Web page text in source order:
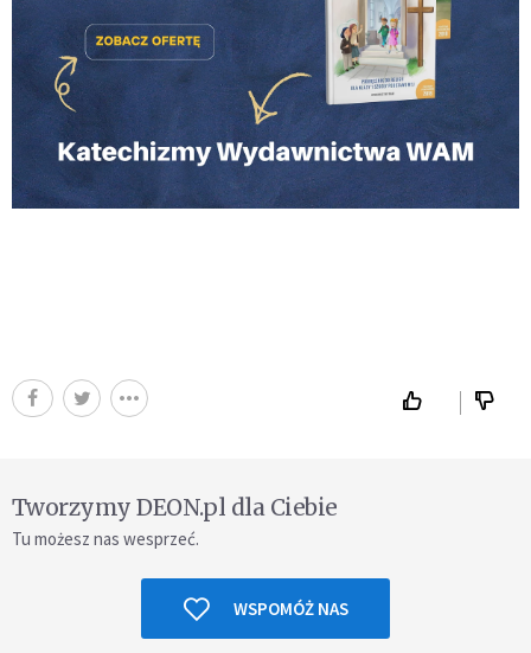
Tworzymy DEON.pl dla Ciebie
Tu możesz nas wesprzeć.
WSPOMÓŻ NAS